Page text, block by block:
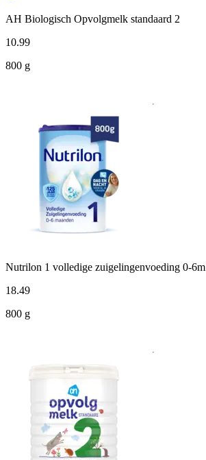
AH Biologisch Opvolgmelk standaard 2
10.99
800 g
Nutrilon 1 volledige zuigelingenvoeding 0-6m
18.49
800 g